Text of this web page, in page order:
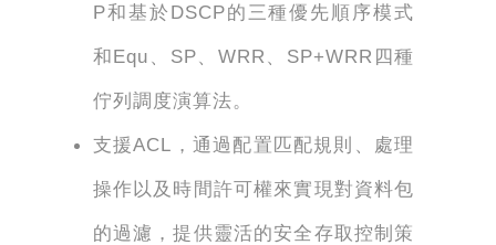
P和基於DSCP的三種優先順序模式
和Equ、SP、WRR、SP+WRR四種
佇列調度演算法。
支援ACL，通過配置匹配規則、處理
操作以及時間許可權來實現對資料包
的過濾，提供靈活的安全存取控制策